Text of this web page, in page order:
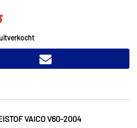
uitverkocht
VAICO V60-2004